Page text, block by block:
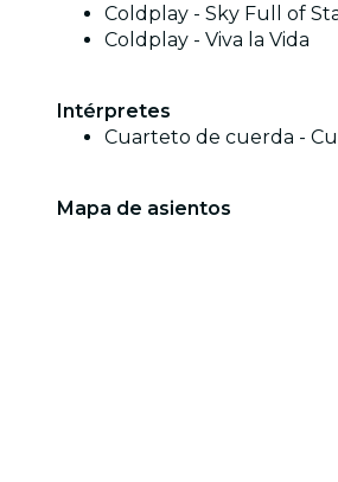
Coldplay - Sky Full of
Coldplay - Viva la Vida
Intérpretes
Cuarteto de cuerda -
Mapa de asientos